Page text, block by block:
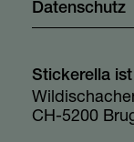
Datenschutz
Stickerella
CH-5200